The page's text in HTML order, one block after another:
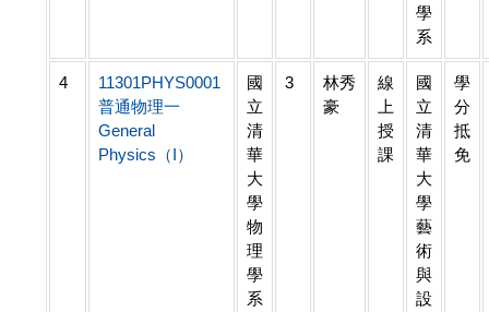
學
系
4
11301PHYS0001
普通物理一
General
Physics（I）
國
立
清
華
大
學
物
理
學
系
3
林秀
豪
線
上
授
課
國
立
清
華
大
學
藝
術
與
設
學
分
抵
免